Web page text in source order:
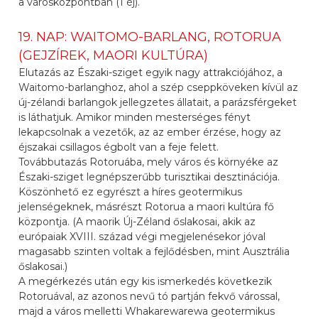
19. NAP: WAITOMO-BARLANG, ROTORUA
(GEJZÍREK, MAORI KULTÚRA)
Elutazás az Északi-sziget egyik nagy attrakciójához, a
Waitomo-barlanghoz, ahol a szép cseppköveken kívül az
új-zélandi barlangok jellegzetes állatait, a parázsférgeket
is láthatjuk. Amikor minden mesterséges fényt
lekapcsolnak a vezetők, az az ember érzése, hogy az
éjszakai csillagos égbolt van a feje felett.
Továbbutazás Rotoruába, mely város és környéke az
Északi-sziget legnépszerűbb turisztikai desztinációja.
Köszönhető ez egyrészt a híres geotermikus
jelenségeknek, másrészt Rotorua a maori kultúra fő
központja. (A maorik Új-Zéland őslakosai, akik az
európaiak XVIII. század végi megjelenésekor jóval
magasabb szinten voltak a fejlődésben, mint Ausztrália
őslakosai.)
A megérkezés után egy kis ismerkedés következik
Rotoruával, az azonos nevű tó partján fekvő várossal,
majd a város melletti Whakarewarewa geotermikus